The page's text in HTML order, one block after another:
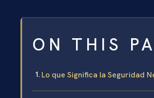
ON THIS
Lo que Significa la Seguridad